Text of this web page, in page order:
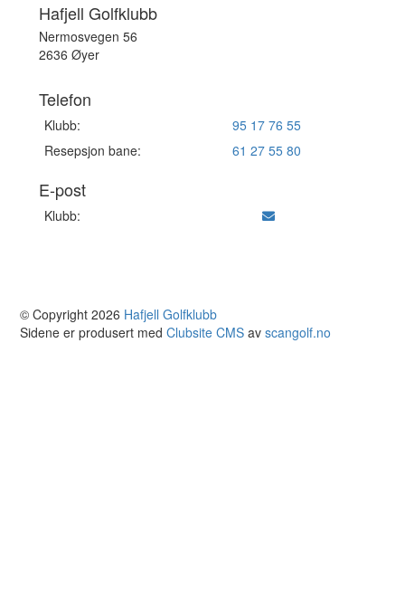
Hafjell Golfklubb
Nermosvegen 56
2636 Øyer
Telefon
Klubb:
95 17 76 55
Resepsjon bane:
61 27 55 80
E-post
Klubb:
© Copyright 2026 Hafjell Golfklubb
Sidene er produsert medClubsite CMS avscangolf.no